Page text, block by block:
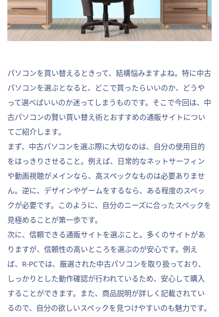
パソコンを買い替えるときって、結構悩みますよね。特に中古
パソコンを選ぶとなると、どこで買ったらいいのか、どうや
って選べばいいのか迷ってしまうものです。そこで今回は、中
古パソコンの賢い買い替え術とおすすめの通販サイトについ
てご紹介します。
まず、中古パソコンを選ぶ際に大切なのは、自分の使用目的
をはっきりさせること。例えば、日常的なネットサーフィン
や動画視聴がメインなら、高スペックなものは必要ありませ
ん。逆に、デザインやゲームをするなら、ある程度のスペッ
クが必要です。このように、自分のニーズに合ったスペックを
見極めることが第一歩です。
次に、信頼できる通販サイトを選ぶこと。多くのサイトがあ
りますが、信頼性の高いところを選ぶのが安心です。例え
ば、R-PCでは、厳選された中古パソコンを取り扱っており、
しっかりとした動作確認が行われているため、安心して購入
することができます。また、商品説明が詳しく記載されてい
るので、自分の欲しいスペックを見つけやすいのも魅力です。